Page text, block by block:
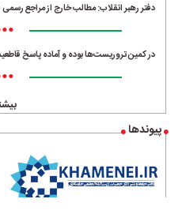
دفتر رهبر انقلاب: مطالب خارج از مراجع
در کمین تروریست‌ها بوده و آماده پاسخ
پیوندها